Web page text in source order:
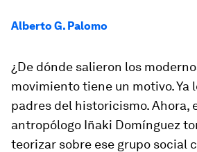
Alberto G. Palomo
¿De dónde salieron los
movimiento tiene un motivo. Ya
padres del historicismo. Ahora,
antropólogo Iñaki Domínguez
teorizar sobre ese grupo social